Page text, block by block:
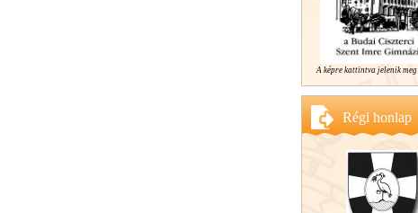
A képre kattintva jelenik
Régi honlap